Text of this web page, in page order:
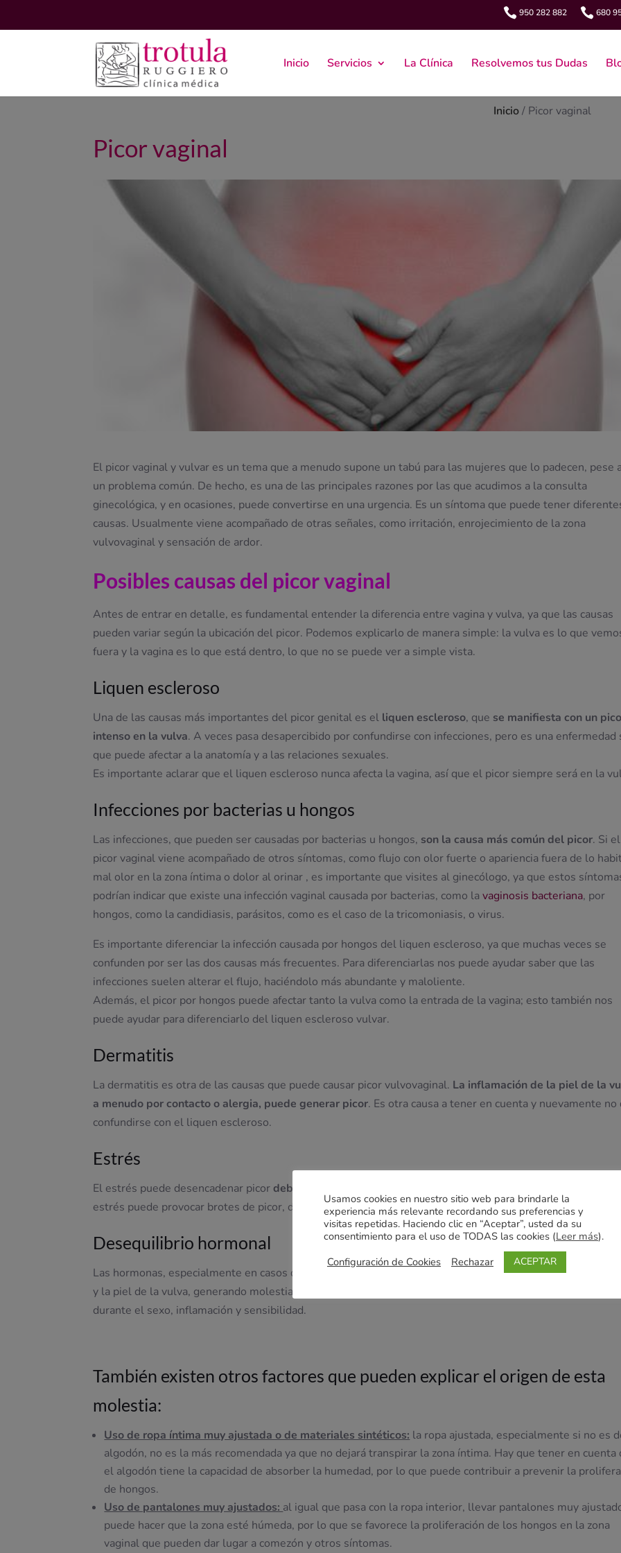
 950 282 882  680
Inicio Servicios La Clínica Resolvemos tus Dudas
Inicio/ Picor vaginal
Picor vaginal
El picor vaginal y vulvar es un tema que a menudo supone un tabú para las mujeres que lo padecen, pese
un problema común. De hecho, es una de las principales razones por las que acudimos a la consulta
ginecológica, y en ocasiones, puede convertirse en una urgencia. Es un síntoma que puede tener
causas. Usualmente viene acompañado de otras señales, como irritación, enrojecimiento de la zona
vulvovaginal y sensación de ardor.
Posibles causas del picor vaginal
Antes de entrar en detalle, es fundamental entender la diferencia entre vagina y vulva, ya que las causas
pueden variar según la ubicación del picor. Podemos explicarlo de manera simple: la vulva es lo que
fuera y la vagina es lo que está dentro, lo que no se puede ver a simple vista.
Liquen escleroso
Una de las causas más importantes del picor genital es el liquenescleroso, que se manifiesta con un
intenso en la vulva. A veces pasa desapercibido por confundirse con infecciones, pero es una enfermedad
que puede afectar a la anatomía y a las relaciones sexuales.
Es importante aclarar que el liquen escleroso nunca afecta la vagina, así que el picor siempre será en la
Infecciones por bacterias u hongos
Las infecciones, que pueden ser causadas por bacterias u hongos, son la causa más común del picor. Si el
picor vaginal viene acompañado de otros síntomas, como flujo con olor fuerte o apariencia fuera de lo
mal olor en la zona íntima o dolor al orinar , es importante que visites al ginecólogo, ya que estos
podrían indicar que existe una infección vaginal causada por bacterias, como lavaginosis bacteriana, por
hongos, como la candidiasis, parásitos, como es el caso de la tricomoniasis, o virus.
Es importante diferenciar la infección causada por hongos del liquen escleroso, ya que muchas veces se
confunden por ser las dos causas más frecuentes. Para diferenciarlas nos puede ayudar saber que las
infecciones suelen alterar el flujo, haciéndolo más abundante y maloliente.
Además, el picor por hongos puede afectar tanto la vulva como la entrada de la vagina; esto también nos
puede ayudar para diferenciarlo del liquen escleroso vulvar.
Dermatitis
La dermatitis es otra de las causas que puede causar picor vulvovaginal. La inflamación de la piel de la
a menudo por contacto o alergia, puede generar picor. Es otra causa a tener en cuenta y nuevamente no
confundirse con el liquen escleroso.
Estrés
El estrés puede desencadenar picordebido a alteraciones en la flora vaginal
. En casos de liquen
estrés puede provocar brotes de picor, debido a la reacción inflamatoria asociada.
Desequilibrio hormonal
Las hormonas, especialmente en casos de
, pueden causar alteraciones en la mucosa
y la piel de la vulva, generando molestias y picor en la zona íntima, así como otras molestias como dolor
durante el sexo, inflamación y sensibilidad.
También existen otros factores que pueden explicar el origen de esta
molestia:
Uso de ropa íntima muy ajustada o de materiales sintéticos: la ropa ajustada, especialmente si no es
algodón, no es la más recomendada ya que no dejará transpirar la zona íntima. Hay que tener en cuenta
el algodón tiene la capacidad de absorber la humedad, por lo que puede contribuir a prevenir la
de hongos.
Uso de pantalones muy ajustados: al igual que pasa con la ropa interior, llevar pantalones muy
puede hacer que la zona esté húmeda, por lo que se favorece la proliferación de los hongos en la zona
vaginal que pueden dar lugar a comezón y otros síntomas.
Usamos cookies en nuestro sitio web para brindarle la
experiencia más relevante recordando sus preferencias y
visitas repetidas. Haciendo clic en “Aceptar”, usted da su
consentimiento para el uso de TODAS las cookies (Leer más).
Configuración de Cookies
Rechazar ACEPTAR